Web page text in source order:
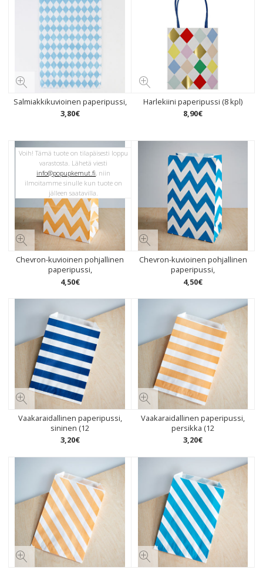
Salmiakkikuvioinen paperipussi,
3,80€
Harlekiini paperipussi (8 kpl)
8,90€
Chevron-kuvioinen pohjallinen
paperipussi,
4,50€
Voih! Tämä tuote on tilapäisesti loppu
varastosta. Lähetä viesti
info@popupkemut.fi, niin
ilmoitamme sinulle kun tuote on
jälleen saatavilla.
Chevron-kuvioinen pohjallinen
paperipussi,
4,50€
Vaakaraidallinen paperipussi,
sininen (12
3,20€
Vaakaraidallinen paperipussi,
persikka (12
3,20€